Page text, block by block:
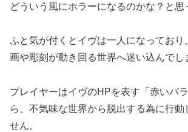
どういう風にホラーになるのかな？と思
ふと気が付くとイヴは一人になっており
画や彫刻が動き回る世界へ迷い込んでし
プレイヤーはイヴのHPを表す「赤いバ
ら、不気味な世界から脱出する為に行動
せん。